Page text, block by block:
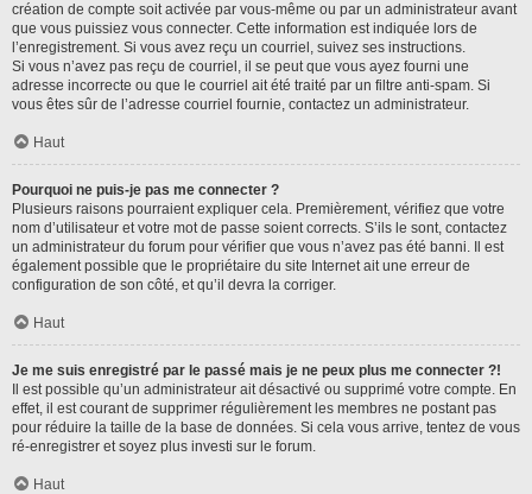
création de compte soit activée par vous-même ou par un administrateur avant
que vous puissiez vous connecter. Cette information est indiquée lors de
l’enregistrement. Si vous avez reçu un courriel, suivez ses instructions.
Si vous n’avez pas reçu de courriel, il se peut que vous ayez fourni une
adresse incorrecte ou que le courriel ait été traité par un filtre anti-spam. Si
vous êtes sûr de l’adresse courriel fournie, contactez un administrateur.
Haut
Pourquoi ne puis-je pas me connecter ?
Plusieurs raisons pourraient expliquer cela. Premièrement, vérifiez que votre
nom d’utilisateur et votre mot de passe soient corrects. S’ils le sont, contactez
un administrateur du forum pour vérifier que vous n’avez pas été banni. Il est
également possible que le propriétaire du site Internet ait une erreur de
configuration de son côté, et qu’il devra la corriger.
Haut
Je me suis enregistré par le passé mais je ne peux plus me connecter ?!
Il est possible qu’un administrateur ait désactivé ou supprimé votre compte. En
effet, il est courant de supprimer régulièrement les membres ne postant pas
pour réduire la taille de la base de données. Si cela vous arrive, tentez de vous
ré-enregistrer et soyez plus investi sur le forum.
Haut